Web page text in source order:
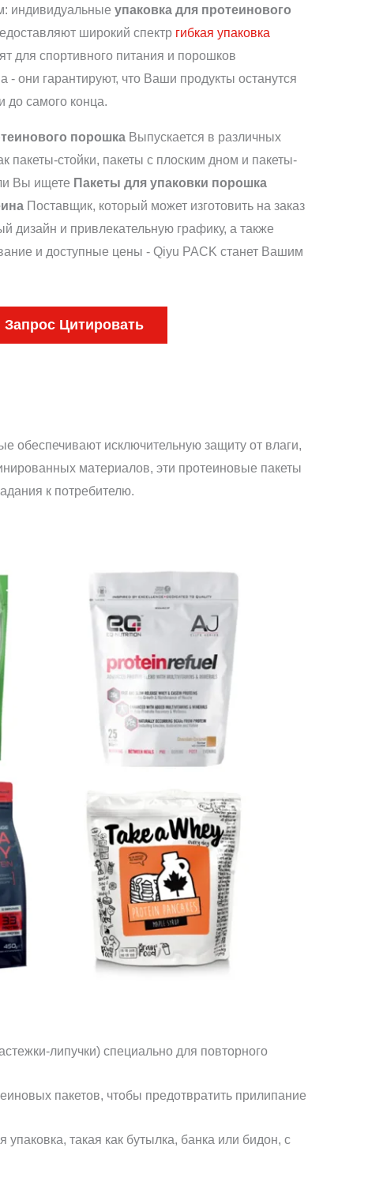
индивидуальные упаковка для протеинового
широкий спектр гибкая упаковка
для спортивного питания и порошков
- они гарантируют, что Ваши продукты останутся
до самого конца.
порошка Выпускается в различных
пакеты-стойки, пакеты с плоским дном и пакеты-
Вы ищете Пакеты для упаковки порошка
Поставщик, который может изготовить на заказ
дизайн и привлекательную графику, а также
и доступные цены - Qiyu PACK станет Вашим
Запрос Цитировать
обеспечивают исключительную защиту от влаги,
материалов, эти протеиновые пакеты
к потребителю.
липучки) специально для повторного
пакетов, чтобы предотвратить прилипание
такая как бутылка, банка или бидон, с